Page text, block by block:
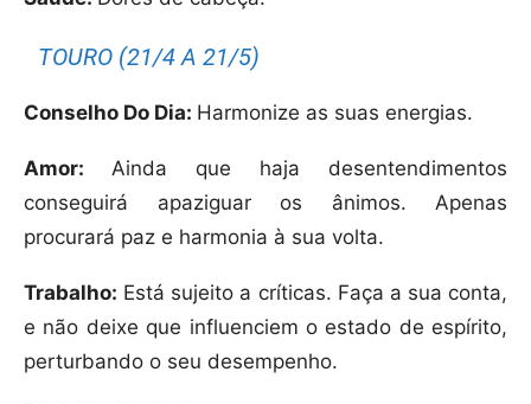
TOURO (21/4 A 21/5)
Conselho Do Dia: Harmonize as suas energias.
Amor: Ainda que haja desentendimentos
conseguirá apaziguar os ânimos. Apenas
procurará paz e harmonia à sua volta.
Trabalho: Está sujeito a críticas. Faça a sua conta,
e não deixe que influenciem o estado de espírito,
perturbando o seu desempenho.